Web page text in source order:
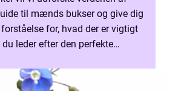
til mænds bukser og give dig
for, hvad der er vigtigt
du leder efter den perfekte